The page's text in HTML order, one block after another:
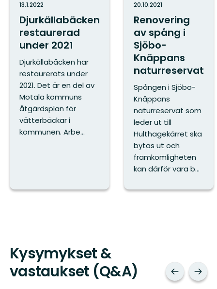
Djurkällabäcken
restaurerad
under 2021
13.1.2022
Djurkällabäcken har
restaurerats under
2021. Det är en del av
Motala kommuns
åtgärdsplan för
vätterbäckar i
kommunen. Arbe...
Renovering
av spång i
Sjöbo-
Knäppans
naturreservat
20.10.2021
Spången i Sjöbo-
Knäppans
naturreservat som
leder ut till
Hulthagekärret ska
bytas ut och
framkomligheten
kan därför vara b...
Kysymykset &
vastaukset (Q&A)